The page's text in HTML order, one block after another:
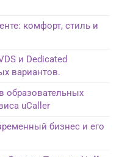
комфорт, стиль и
и Dedicated
вариантов.
образовательных
uCaller
бизнес и его